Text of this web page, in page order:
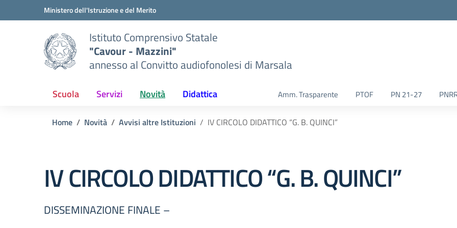
Vai ai contenuti
Vai al menu di navigazioneMinistero dell'Istruzione e del Merito
Istituto Comprensivo Statale
"Cavour - Mazzini"
annesso al Convitto audiofonolesi di Marsala
Scuola Servizi Novità Didattica Amm. Trasparente PTOF PN 21-27
Home Novità Avvisi altre Istituzioni IV CIRCOLO DIDATTICO “G. B. QUINCI”
IV CIRCOLO DIDATTICO “G. B. QUINCI”
DISSEMINAZIONE FINALE –